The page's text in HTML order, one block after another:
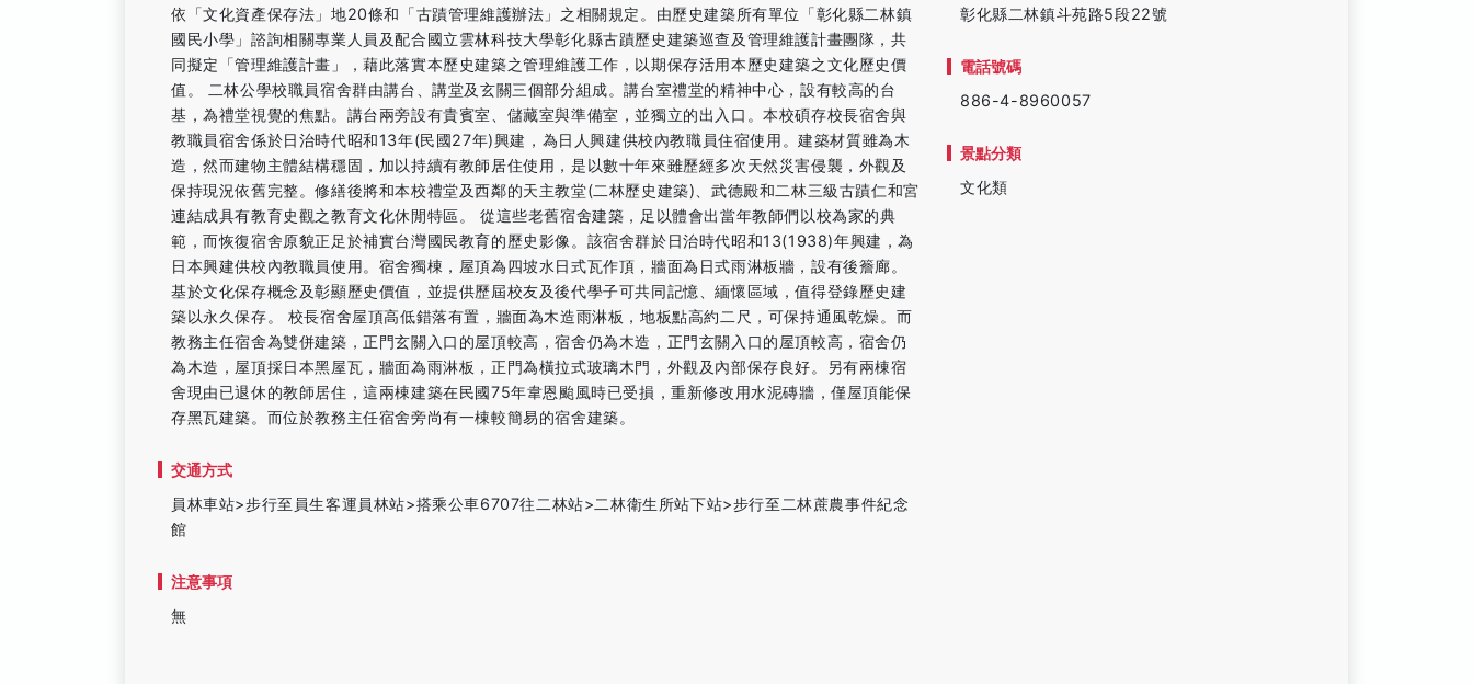
依「文化資產保存法」地20條和「古蹟管理維護辦法」之相關規定。由歷史建築所有單位「彰化縣二林鎮
國民小學」諮詢相關專業人員及配合國立雲林科技大學彰化縣古蹟歷史建築巡查及管理維護計畫團隊，共
同擬定「管理維護計畫」，藉此落實本歷史建築之管理維護工作，以期保存活用本歷史建築之文化歷史價
值。 二林公學校職員宿舍群由講台、講堂及玄關三個部分組成。講台室禮堂的精神中心，設有較高的台
基，為禮堂視覺的焦點。講台兩旁設有貴賓室、儲藏室與準備室，並獨立的出入口。本校碩存校長宿舍與
教職員宿舍係於日治時代昭和13年(民國27年)興建，為日人興建供校內教職員住宿使用。建築材質雖為木
造，然而建物主體結構穩固，加以持續有教師居住使用，是以數十年來雖歷經多次天然災害侵襲，外觀及
保持現況依舊完整。修繕後將和本校禮堂及西鄰的天主教堂(二林歷史建築)、武德殿和二林三級古蹟仁和宮
連結成具有教育史觀之教育文化休閒特區。 從這些老舊宿舍建築，足以體會出當年教師們以校為家的典
範，而恢復宿舍原貌正足於補實台灣國民教育的歷史影像。該宿舍群於日治時代昭和13(1938)年興建，為
日本興建供校內教職員使用。宿舍獨棟，屋頂為四坡水日式瓦作頂，牆面為日式雨淋板牆，設有後簷廊。
基於文化保存概念及彰顯歷史價值，並提供歷屆校友及後代學子可共同記憶、緬懷區域，值得登錄歷史建
築以永久保存。 校長宿舍屋頂高低錯落有置，牆面為木造雨淋板，地板點高約二尺，可保持通風乾燥。而
教務主任宿舍為雙併建築，正門玄關入口的屋頂較高，宿舍仍為木造，正門玄關入口的屋頂較高，宿舍仍
為木造，屋頂採日本黑屋瓦，牆面為雨淋板，正門為橫拉式玻璃木門，外觀及內部保存良好。另有兩棟宿
舍現由已退休的教師居住，這兩棟建築在民國75年韋恩颱風時已受損，重新修改用水泥磚牆，僅屋頂能保
存黑瓦建築。而位於教務主任宿舍旁尚有一棟較簡易的宿舍建築。
交通方式
員林車站>步行至員生客運員林站>搭乘公車6707往二林站>二林衛生所站下站>步行至二林蔗農事件紀念
館
注意事項
無
彰化縣二林鎮斗苑路5段22號
電話號碼
886-4-8960057
景點分類
文化類